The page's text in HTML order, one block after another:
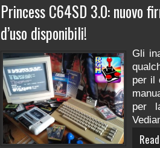
Princess C64SD 3.0: nuovo
d’uso disponibili!
Gli
per il
per